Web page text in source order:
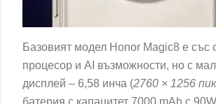
Базовият модел Honor Magic8 е със
процесор и AI възможности, но с
дисплей – 6,58 инча (2760 × 1256
батерия с капацитет 7000 mAh с